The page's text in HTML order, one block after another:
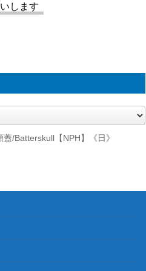
蓋/Batterskull【NPH】《日》
Prowle
（イニスト
Hydra
（基本セッ
500
2,000
Presen
（オンスロ 300
します